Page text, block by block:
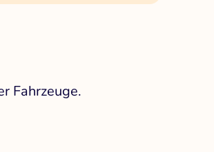
Fahrzeuge.